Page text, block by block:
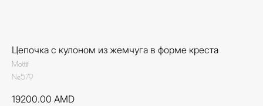
Цепочка с кулоном из жемчуга в форме креста
Mottif
Ne579
19200.00 AMD